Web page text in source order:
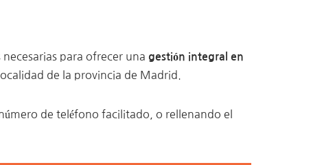
para ofrecer una gestión integral en
de la provincia de Madrid.
de teléfono facilitado, o rellenando el